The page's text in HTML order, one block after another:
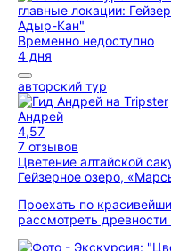
Временно недоступно
4 дня
авторский тур
Андрей
4,57
7 отзывов
Цветение алтайской
Гейзерное озеро,
Проехать по
рассмотреть древности